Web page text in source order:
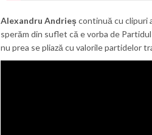
Alexandru Andrieș continuă cu clipuri
sperăm din suflet că e vorba de
nu prea se pliază cu valorile partidelor